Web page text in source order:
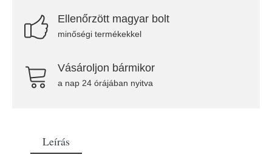
Ellenőrzött magyar bolt
minőségi termékekkel
Vásároljon bármikor
a nap 24 órájában nyitva
Leírás